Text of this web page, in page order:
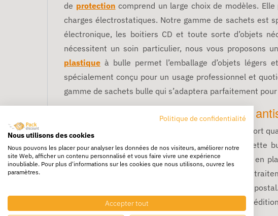
de protection comprend un large choix de modèles.
charges électrostatiques. Notre gamme de sachets est
électronique, les boitiers CD et toute sorte d’objets
nécessitent un soin particulier, nous vous proposons
plastique à bulle permet l’emballage d’objets
spécialement conçu pour un usage professionnel et
gamme de sachets bulle qui s’adaptera parfaitement
Les avantages du sachet bulle d'air
Sachet bulle à fermeture adhésive, le meilleur rapport
produits fragiles craignant les chocs !Cettepochette
d'objets fragiles en vrac. Parois de ce sachet bulle en
mettant les objets à l'abri des chocs et mauvais
permettent de réduire les frais d'affranchissement postal.
et sensibles. Sachet bulle très léger, idéal pour
Politique de confidentialité
Nous utilisons des cookies
Nous pouvons les placer pour analyser les données de nos visiteurs, améliorer notre
site Web, afficher un contenu personnalisé et vous faire vivre une expérience
inoubliable. Pour plus d'informations sur les cookies que nous utilisons, ouvrez les
paramètres.
Accepter tout